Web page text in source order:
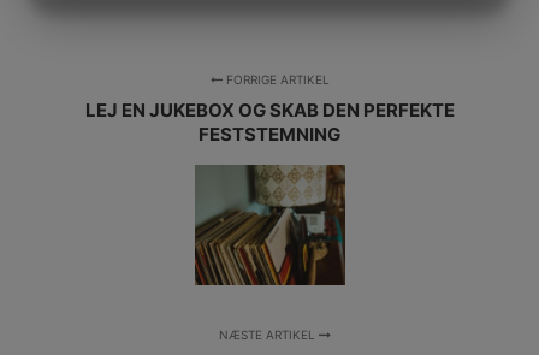
FORRIGE ARTIKEL
LEJ EN JUKEBOX OG SKAB DEN PERFEKTE
FESTSTEMNING
NÆSTE ARTIKEL